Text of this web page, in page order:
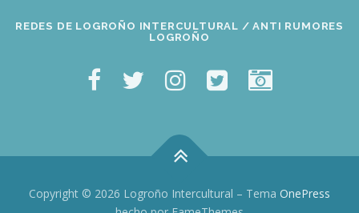
REDES DE LOGROÑO INTERCULTURAL / ANTI RUMORES
LOGROÑO
Copyright © 2026 Logroño Intercultural – Tema OnePress